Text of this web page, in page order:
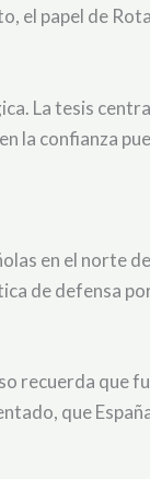
papel de
La tesis
la confianza
en el norte
de defensa
recuerda que
que